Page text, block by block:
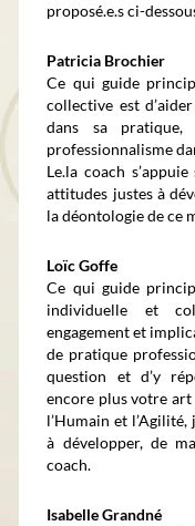
proposé.e.s ci-
Patricia Brochier
Ce qui guide
collective est
dans sa pratique,
professionnalisme
Le.la coach
attitudes justes à
la déontologie de ce
Loïc Goffe
Ce qui guide
individuelle et
engagement et
de pratique
question et d’y
encore plus votre
l’Humain et
à développer, de
coach.
Isabelle Grandné